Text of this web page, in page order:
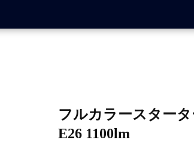
フルカラースタータ
E26 1100lm